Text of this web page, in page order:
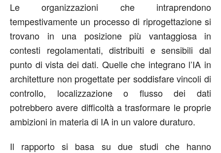
Le organizzazioni che intraprendono
tempestivamente un processo di riprogettazione si
trovano in una posizione più vantaggiosa in
contesti regolamentati, distribuiti e sensibili dal
punto di vista dei dati. Quelle che integrano l’IA in
architetture non progettate per soddisfare vincoli di
controllo, localizzazione o flusso dei dati
potrebbero avere difficoltà a trasformare le proprie
ambizioni in materia di IA in un valore duraturo.
Il rapporto si basa su due studi che hanno